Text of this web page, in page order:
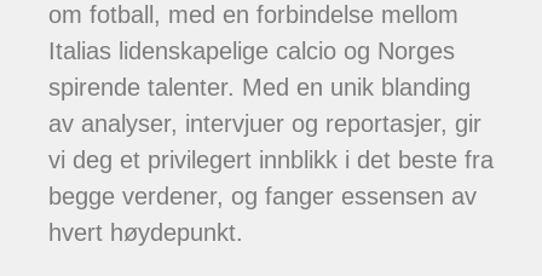
om fotball, med en forbindelse mellom
Italias lidenskapelige calcio og Norges
spirende talenter. Med en unik blanding
av analyser, intervjuer og reportasjer, gir
vi deg et privilegert innblikk i det beste fra
begge verdener, og fanger essensen av
hvert høydepunkt.